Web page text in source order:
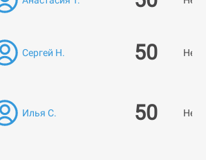
Сергей Н. 50 Нет
Илья С. 50 Нет